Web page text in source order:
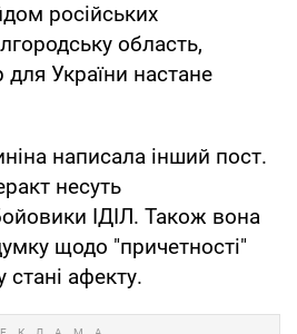
російських
область,
України настане
написала інший пост.
несуть
ІДІЛ. Також вона
щодо "причетності"
стані афекту.